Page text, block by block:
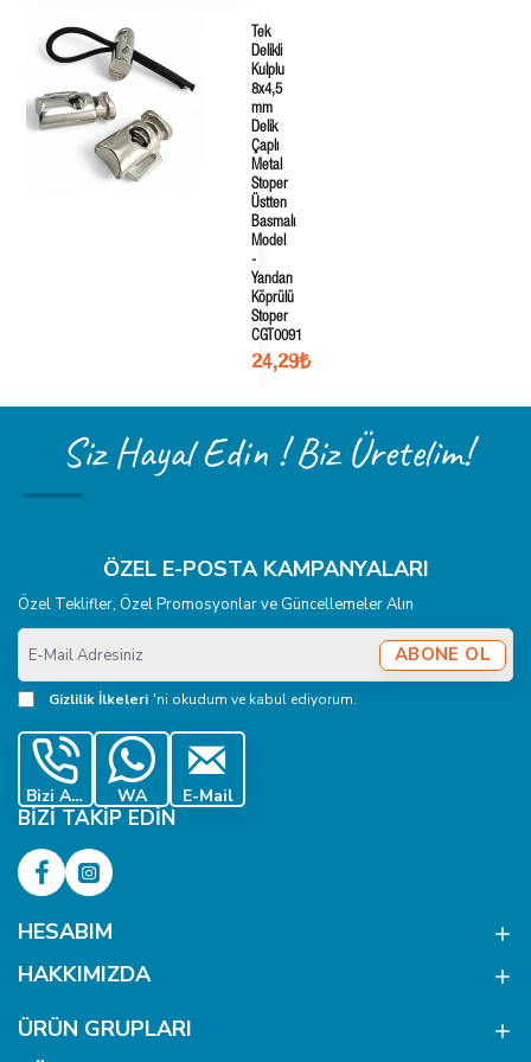
Tek
Delikli
Kulplu
8x4,5
mm
Delik
Çaplı
Metal
Stoper
Üstten
Basmalı
Model
-
Yandan
Köprülü
Stoper
CGT0091
24,29₺
Siz Hayal Edin ! Biz Üretelim!
ÖZEL E-POSTA KAMPANYALARI
Özel Teklifler, Özel Promosyonlar ve Güncellemeler Alın
E-
Mail
Adresiniz
ABONE OL
Gizlilik İlkeleri 'ni okudum ve kabul ediyorum.
Bizi Ara WA E-Mail
BIZI TAKIP EDIN
HESABIM
HAKKIMIZDA
ÜRÜN GRUPLARI